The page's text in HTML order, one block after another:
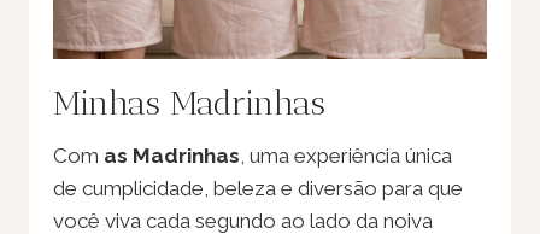
Minhas Madrinhas
Com as Madrinhas , uma experiência única
de cumplicidade, beleza e diversão para que
você viva cada segundo ao lado da noiva